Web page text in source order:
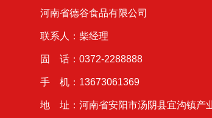
河南省德谷食品有限公司
联系人：柴经理
固 话：0372-2288888
手 机：13673061369
地 址：河南省安阳市汤阴县宜沟镇产